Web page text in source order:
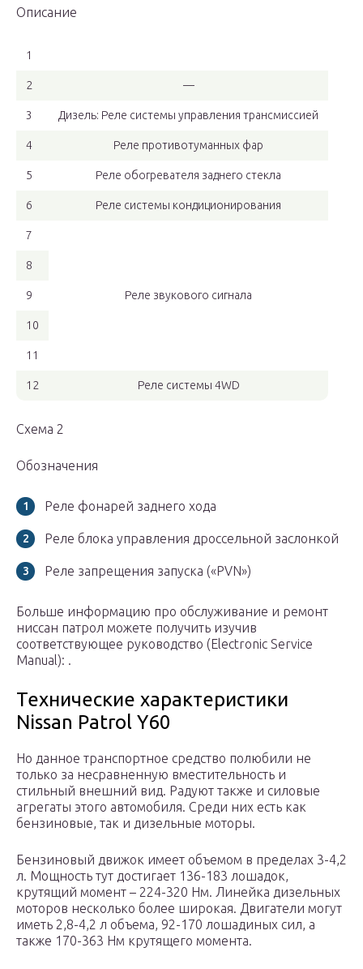
Описание
1
2 —
3 Дизель: Реле системы управления трансмиссией
4 Реле противотуманных фар
5 Реле обогревателя заднего стекла
6 Реле системы кондиционирования
7
8
9 Реле звукового сигнала
10
11
12 Реле системы 4WD
Схема 2
Обозначения
Реле фонарей заднего хода
Реле блока управления дроссельной заслонкой
Реле запрещения запуска («PVN»)
Больше информацию про обслуживание и ремонт
ниссан патрол можете получить изучив
соответствующее руководство (Electronic Service
Manual): .
Технические характеристики
Nissan Patrol Y60
Но данное транспортное средство полюбили не
только за несравненную вместительность и
стильный внешний вид. Радуют также и силовые
агрегаты этого автомобиля. Среди них есть как
бензиновые, так и дизельные моторы.
Бензиновый движок имеет объемом в пределах 3-4,2
л. Мощность тут достигает 136-183 лошадок,
крутящий момент – 224-320 Нм. Линейка дизельных
моторов несколько более широкая. Двигатели могут
иметь 2,8-4,2 л объема, 92-170 лошадиных сил, а
также 170-363 Нм крутящего момента.